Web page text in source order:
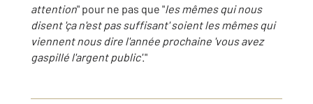
attention" pour ne pas que "les mêmes qui nous
disent 'ça n'est pas suffisant' soient les mêmes qui
viennent nous dire l'année prochaine 'vous avez
gaspillé l'argent public'."